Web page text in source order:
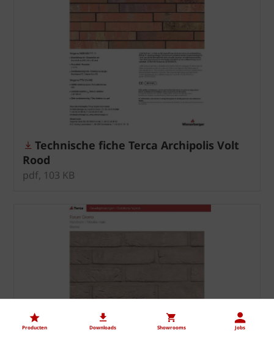
Technische fiche Terca Archipolis Volt
Rood
pdf, 103 KB
Producten Downloads Showrooms Jobs